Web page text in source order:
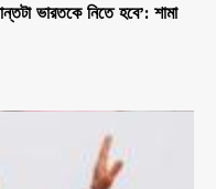
ভারতকে নিতে হবে’: শামা